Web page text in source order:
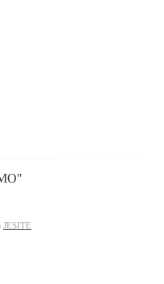
JESITE